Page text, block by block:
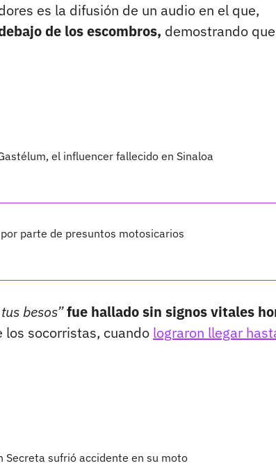
es la difusión de un audio en el que,
de los escombros, demostrando
el influencer fallecido en Sinaloa
parte de presuntos motosicarios
besos”fue hallado sin signos vitales
los socorristas, cuando lograron llegar
Secreta sufrió accidente en su moto